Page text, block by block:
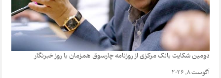
دومین شکایت بانک مرکزی از روزنامه چارسوق همزمان با روز خبرنگار
آگوست 8, 2026